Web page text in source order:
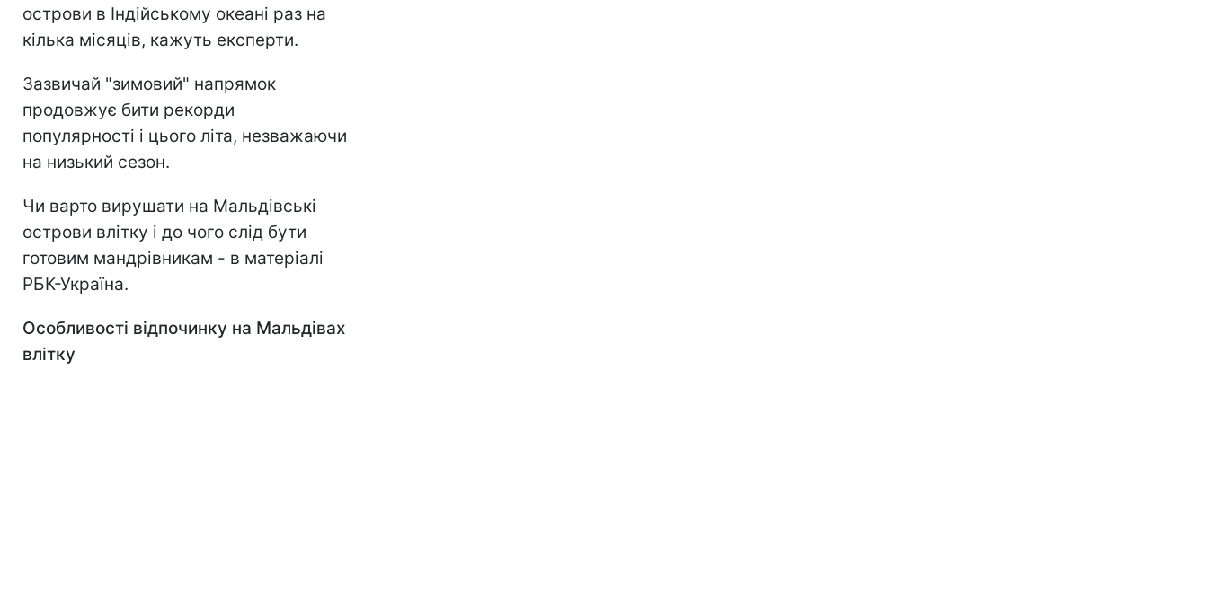
острови в Індійському океані раз на
кілька місяців, кажуть експерти.
Зазвичай "зимовий" напрямок
продовжує бити рекорди
популярності і цього літа, незважаючи
на низький сезон.
Чи варто вирушати на Мальдівські
острови влітку і до чого слід бути
готовим мандрівникам - в матеріалі
РБК-Україна.
Особливості відпочинку на Мальдівах
влітку